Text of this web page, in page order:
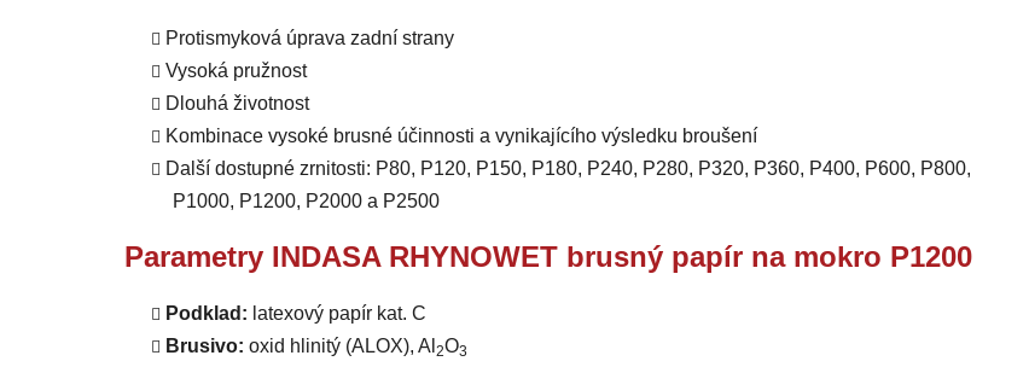
Protismyková úprava zadní strany
Vysoká pružnost
Dlouhá životnost
Kombinace vysoké brusné účinnosti a vynikajícího výsledku broušení
Další dostupné zrnitosti: P80, P120, P150, P180, P240, P280, P320, P360, P400, P600, P800,
P1000, P1200, P2000 a P2500
Parametry INDASA RHYNOWET brusný papír na mokro P1200
Podklad: latexový papír kat. C
Brusivo: oxid hlinitý (ALOX), Al 2O3